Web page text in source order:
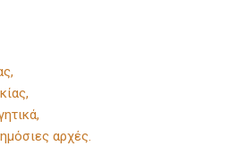
αρχές.